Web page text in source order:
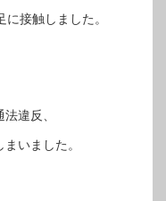
接触しました。
違反、
いました。